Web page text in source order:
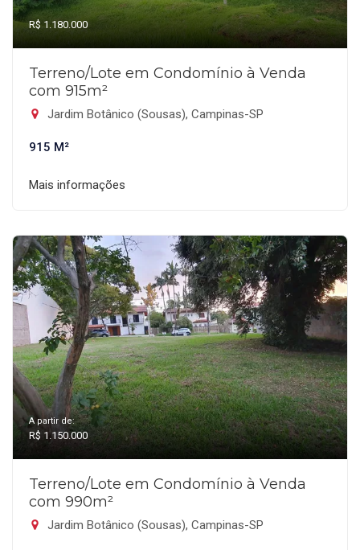
R$ 1.180.000
Terreno/Lote em Condomínio à Venda
com 915m²
Jardim Botânico (Sousas), Campinas-SP
915 M²
Mais informações
A partir de:
R$ 1.150.000
Terreno/Lote em Condomínio à Venda
com 990m²
Jardim Botânico (Sousas), Campinas-SP